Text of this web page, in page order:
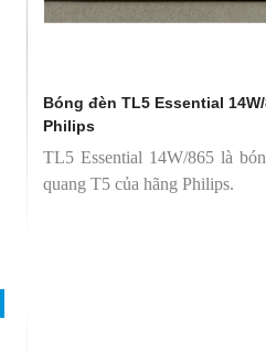
Bóng đèn TL5 Essential
Philips
TL5 Essential 14W/865 là
quang T5 của hãng Philips.